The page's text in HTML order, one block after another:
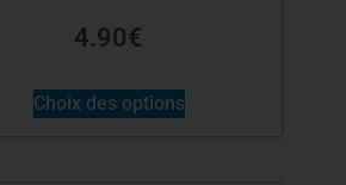
4.90€
Choix des options